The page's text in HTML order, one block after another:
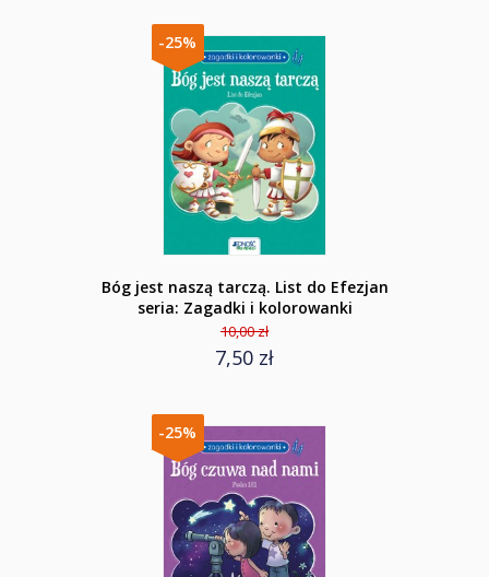
-25%
Bóg jest naszą tarczą. List do Efezjan
seria: Zagadki i kolorowanki
10,00 zł
7,50 zł
-25%